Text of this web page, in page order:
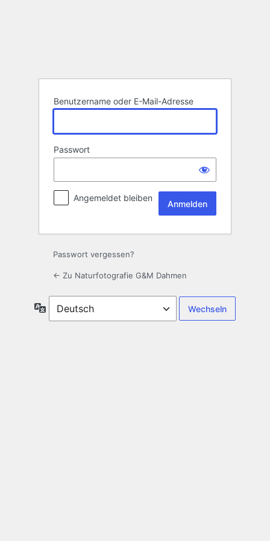
Benutzername oder E-Mail-Adresse
Passwort
Angemeldet bleiben
Passwort vergessen?
← Zu Naturfotografie G&M Dahmen
Sprache